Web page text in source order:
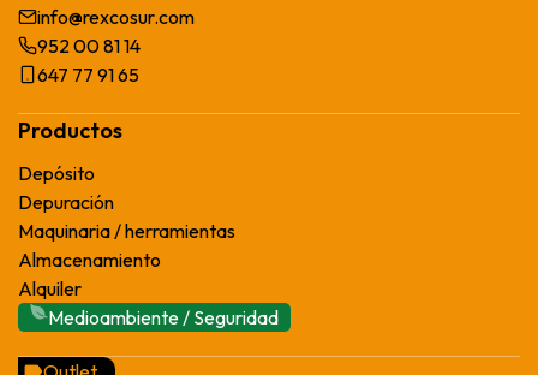
info@rexcosur.com
952 00 81 14
647 77 91 65
Productos
Depósito
Depuración
Maquinaria / herramientas
Almacenamiento
Alquiler
Medioambiente / Seguridad